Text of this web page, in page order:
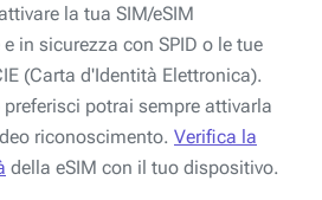
la tua SIM/eSIM
in sicurezza con SPID o le tue
(Carta d'Identità Elettronica).
preferisci potrai sempre attivarla
riconoscimento. Verifica la
della eSIM con il tuo dispositivo.